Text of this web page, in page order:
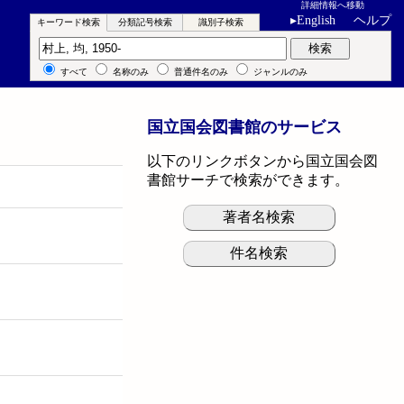
詳細情報へ移動
▸English ヘルプ
キーワード検索 分類記号検索 識別子検索
キーワード検索 検索
すべて 名称のみ 普通件名のみ ジャンルのみ
国立国会図書館のサービス
以下のリンクボタンから国立国会図
書館サーチで検索ができます。
著者名検索
件名検索